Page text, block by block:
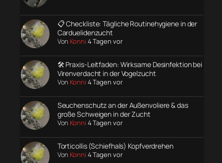
📋 Checkliste: Tägliche Routinehygiene in der
Carduelidenzucht
Von Konni 4 Tagen vor
🛠️ Praxis-Leitfaden: Wirksame Desinfektion bei
Virenverdacht in der Vogelzucht
Von Konni 4 Tagen vor
Seuchenschutz an der Außenvoliere & das
große Schweigen in der Zucht
Von Konni 4 Tagen vor
Torticollis (Schiefhals) Kopfverdrehen
Von Konni 4 Tagen vor